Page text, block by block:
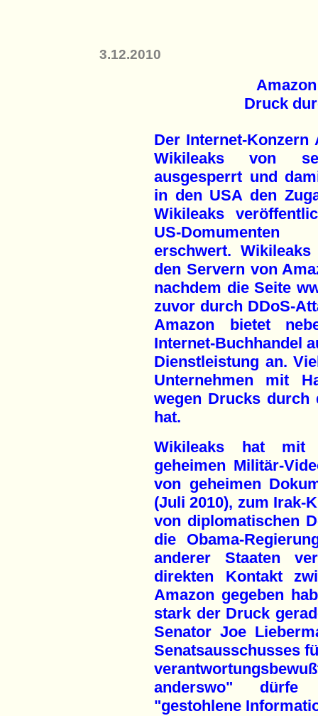
3.12.2010
Druck
Der Internet-Konzern
Wikileaks von
ausgesperrt und
in den USA den
Wikileaks
US-
erschwert.
den Servern von
nachdem die Seite
zuvor durch DDoS-
Amazon bietet
Internet-Buchhandel
Dienstleistung an.
Unternehmen mit
wegen Drucks durch
hat.
Wikileaks hat mit
geheimen Militär-
von geheimen
(Juli 2010), zum Irak-
von diplomatischen
die Obama-
anderer Staaten
direkten Kontakt
Amazon gegeben
stark der Druck
Senator Joe
Senatsausschusses
anderswo" dürfe
"gestohlene